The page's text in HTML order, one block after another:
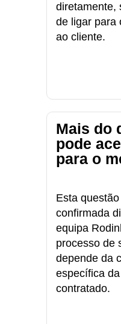
diretamente,
de ligar para
ao cliente.
Mais do
pode
para o
Esta
confirmada
equipa
processo de
depende da
específica
contratado.